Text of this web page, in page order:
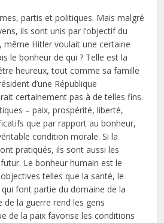
partis et politiques. Mais malgré
ils sont unis par l’objectif du
même Hitler voulait une certaine
le bonheur de qui ? Telle est la
heureux, tout comme sa famille
d’une République
certainement pas à de telles fins.
– paix, prospérité, liberté,
que par rapport au bonheur,
condition morale. Si la
pratiqués, ils sont aussi les
Le bonheur humain est le
telles que la santé, le
font partie du domaine de la
de la guerre rend les gens
de la paix favorise les conditions